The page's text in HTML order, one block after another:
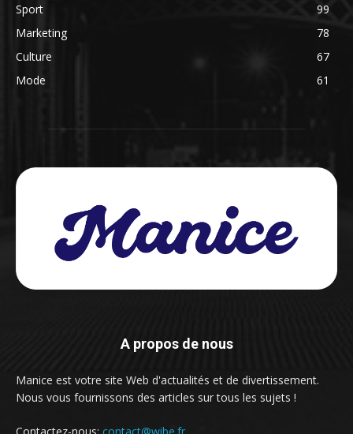
Sport
99
Marketing
78
Culture
67
Mode
61
A propos de nous
Manice est votre site Web d'actualités et de divertissement.
Nous vous fournissons des articles sur tous les sujets !